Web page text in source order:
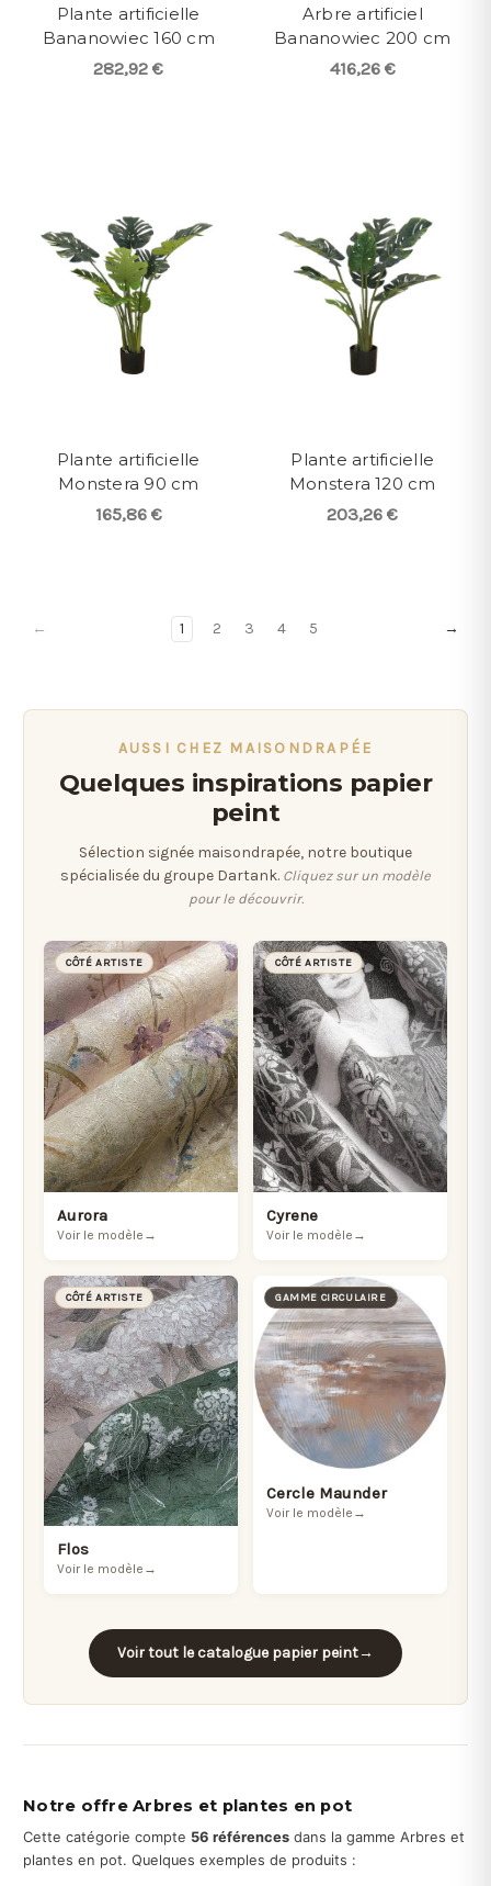
Plante artificielle
Bananowiec 160 cm
282,92 €
Arbre artificiel
Bananowiec 200 cm
416,26 €
Plante artificielle
Monstera 90 cm
165,86 €
Plante artificielle
Monstera 120 cm
203,26 €
← 1 2 3 4 5 →
AUSSI CHEZ MAISONDRAPÉE
Quelques inspirations papier
peint
Sélection signée maisondrapée, notre boutique
spécialisée du groupe Dartank. Cliquez sur un modèle
pour le découvrir.
CÔTÉ ARTISTE
Aurora
Voir le modèle →
CÔTÉ ARTISTE
Cyrene
Voir le modèle →
CÔTÉ ARTISTE
Flos
Voir le modèle →
GAMME CIRCULAIRE
Cercle Maunder
Voir le modèle →
Voir tout le catalogue papier peint→
Notre offre Arbres et plantes en pot
Cette catégorie compte 56 références dans la gamme Arbres et
plantes en pot. Quelques exemples de produits :